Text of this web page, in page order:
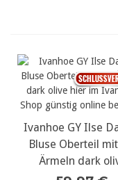
Ivanhoe GY Ilse
Bluse Oberteil
Ärmeln dark